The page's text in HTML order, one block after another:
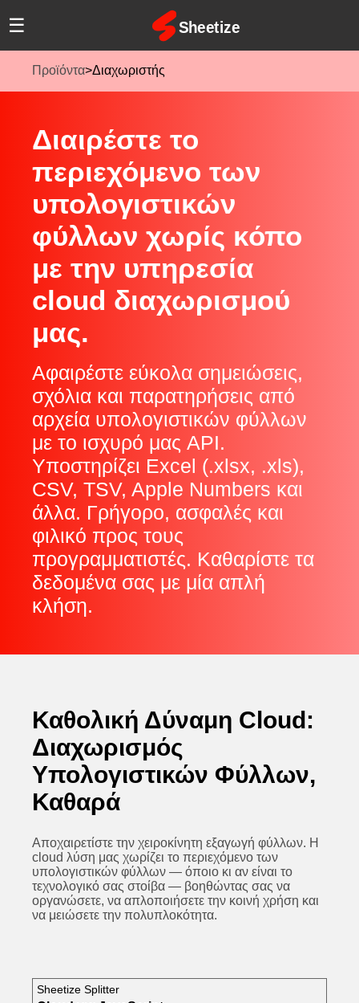
Προϊόντα>Διαχωριστής
Διαιρέστε το
περιεχόμενο των
υπολογιστικών
φύλλων χωρίς κόπο
με την υπηρεσία
cloud διαχωρισμού
μας.
Αφαιρέστε εύκολα σημειώσεις,
σχόλια και παρατηρήσεις από
αρχεία υπολογιστικών φύλλων
με το ισχυρό μας API.
Υποστηρίζει Excel (.xlsx, .xls),
CSV, TSV, Apple Numbers και
άλλα. Γρήγορο, ασφαλές και
φιλικό προς τους
προγραμματιστές. Καθαρίστε τα
δεδομένα σας με μία απλή
κλήση.
Καθολική Δύναμη Cloud:
Διαχωρισμός
Υπολογιστικών Φύλλων,
Καθαρά
Αποχαιρετίστε την χειροκίνητη εξαγωγή φύλλων. Η
cloud λύση μας χωρίζει το περιεχόμενο των
υπολογιστικών φύλλων — όποιο κι αν είναι το
τεχνολογικό σας στοίβα — βοηθώντας σας να
οργανώσετε, να απλοποιήσετε την κοινή χρήση και
να μειώσετε την πολυπλοκότητα.
Sheetize Splitter
☰